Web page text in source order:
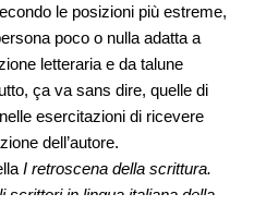
le posizioni più estreme,
poco o nulla adatta a
letteraria e da talune
ça va sans dire, quelle di
esercitazioni di ricevere
dell’autore.
I retroscena della scrittura.
scrittori in lingua italiana della